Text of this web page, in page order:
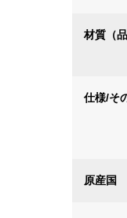
材質（品
仕様/そ
原産国